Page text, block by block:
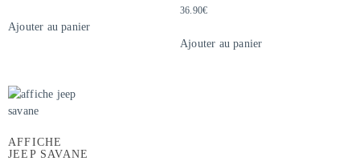
Ajouter au panier
36.90€
Ajouter au panier
AFFICHE
JEEP SAVANE